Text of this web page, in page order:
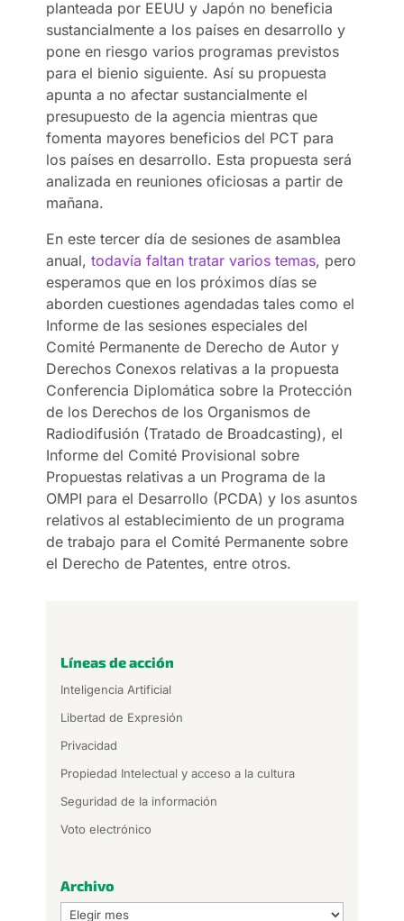
planteada por EEUU y Japón no beneficia
sustancialmente a los países en desarrollo y
pone en riesgo varios programas previstos
para el bienio siguiente. Así su propuesta
apunta a no afectar sustancialmente el
presupuesto de la agencia mientras que
fomenta mayores beneficios del PCT para
los países en desarrollo. Esta propuesta será
analizada en reuniones oficiosas a partir de
mañana.
En este tercer día de sesiones de asamblea
anual,todavía faltan tratar varios temas, pero
esperamos que en los próximos días se
aborden cuestiones agendadas tales como el
Informe de las sesiones especiales del
Comité Permanente de Derecho de Autor y
Derechos Conexos relativas a la propuesta
Conferencia Diplomática sobre la Protección
de los Derechos de los Organismos de
Radiodifusión (Tratado de Broadcasting), el
Informe del Comité Provisional sobre
Propuestas relativas a un Programa de la
OMPI para el Desarrollo (PCDA) y los asuntos
relativos al establecimiento de un programa
de trabajo para el Comité Permanente sobre
el Derecho de Patentes, entre otros.
Líneas de acción
Inteligencia Artificial
Libertad de Expresión
Privacidad
Propiedad Intelectual y acceso a la cultura
Seguridad de la información
Voto electrónico
Archivo
Archivo